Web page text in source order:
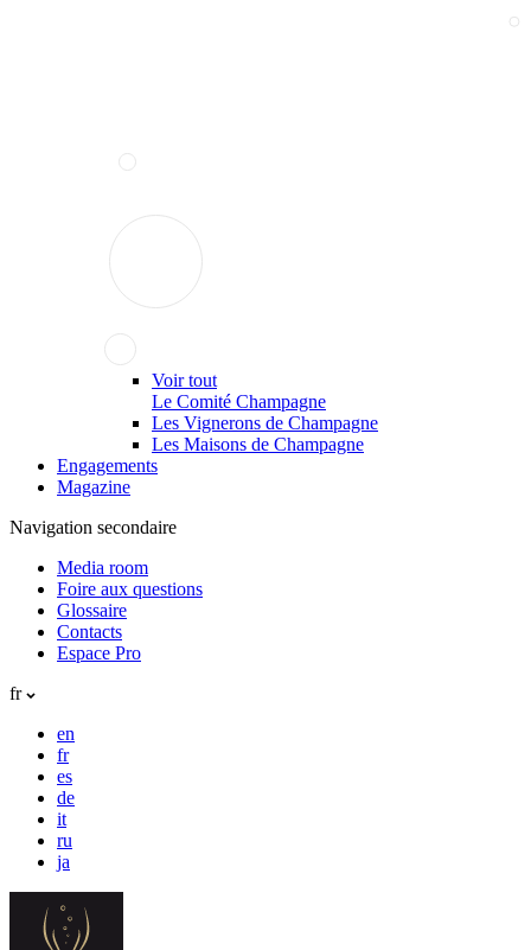
Voir tout
Le Comité Champagne
Les Vignerons de Champagne
Les Maisons de Champagne
Engagements
Magazine
Navigation secondaire
Media room
Foire aux questions
Glossaire
Contacts
Espace Pro
fr
en
fr
es
de
it
ru
ja